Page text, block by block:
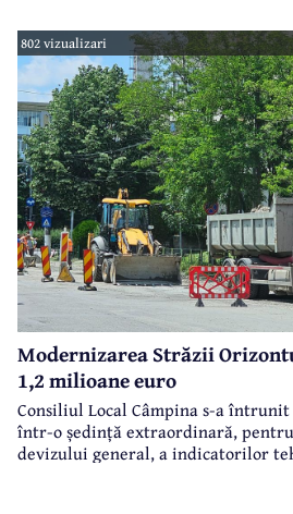
802 vizualizari
Modernizarea Străzii
1,2 milioane euro
Consiliul Local Câmpina s-a
într-o ședință extraordinară,
devizului general, a indicatorilor